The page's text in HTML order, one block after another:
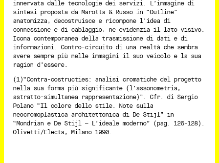
innervata dalle tecnologie dei servizi. L’immagine di
sintesi proposta da Marotta & Russo in “Outline”
anatomizza, decostruisce e ricompone l’idea di
connessione e di cablaggio, ne evidenzia il lato visivo.
Icona contemporanea della trasmissione di dati e di
informazioni. Contro-circuito di una realtà che sembra
avere sempre più nelle immagini il suo veicolo e la sua
ragion d’essere.
(1)“Contra-costructies: analisi cromatiche del progetto
nella sua forma più significante (l’assonometria,
astratto-simultanea rappresentazione)”. Cfr. di Sergio
Polano “Il colore dello stile. Note sulla
neocromoplastica architettonica di De Stijl” in
“Mondrian e De Stijl – L’ideale moderno” (pag. 126-128).
Olivetti/Electa, Milano 1990.